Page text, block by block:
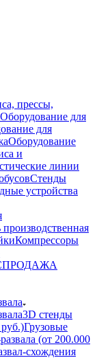
прессы,
Оборудование для
для
Оборудование
и
линии
Стенды
устройства
Компрессоры
3D стенды
Грузовые
(от 200.000
схождения